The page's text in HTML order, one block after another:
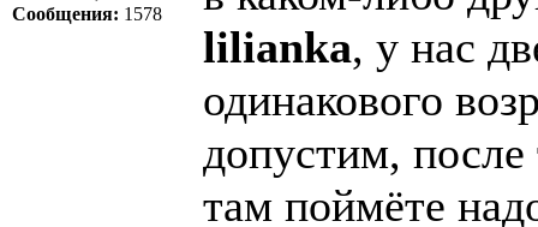
Сообщения: 1578
lilianka, у нас
одинакового
допустим, после
там поймёте